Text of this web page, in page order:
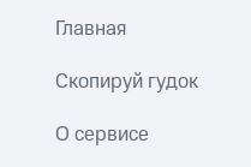
Главная
Скопируй гудок
О сервисе